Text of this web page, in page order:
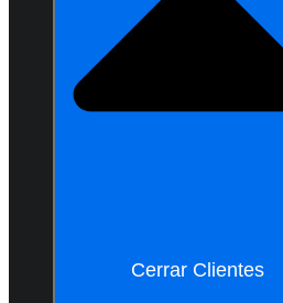
Cerrar Clientes